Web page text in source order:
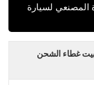
المصنعي لسيارة
غطاء الشحن